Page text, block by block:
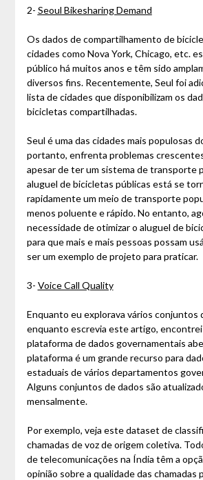
2- Seoul Bikesharing Demand
Os dados de compartilhamento de
cidades como Nova York, Chicago, etc.
público há muitos anos e têm sido
diversos fins. Recentemente, Seul foi
lista de cidades que disponibilizam os
bicicletas compartilhadas.
Seul é uma das cidades mais populosas
portanto, enfrenta problemas
apesar de ter um sistema de transporte
aluguel de bicicletas públicas está se
rapidamente um meio de transporte
menos poluente e rápido. No entanto,
necessidade de otimizar o aluguel de
para que mais e mais pessoas possam
ser um exemplo de projeto para praticar.
3- Voice Call Quality
Enquanto eu explorava vários conjuntos
enquanto escrevia este artigo, encontrei
plataforma de dados governamentais
plataforma é um grande recurso para
estaduais de vários departamentos
Alguns conjuntos de dados são
mensalmente.
Por exemplo, veja este dataset de
chamadas de voz de origem coletiva.
de telecomunicações na Índia têm a
opinião sobre a qualidade das chamadas